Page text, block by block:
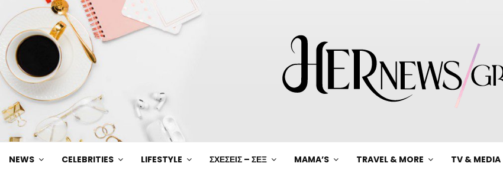
NEWS CELEBRITIES LIFESTYLE ΣΧΕΣΕΙΣ – ΣΕΞ MAMA’S TRAVEL & MORE TV & MEDIA